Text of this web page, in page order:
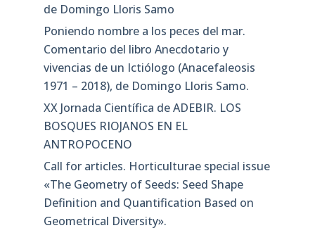
de Domingo Lloris Samo
Poniendo nombre a los peces del mar.
Comentario del libro Anecdotario y
vivencias de un Ictiólogo (Anacefaleosis
1971 – 2018), de Domingo Lloris Samo.
XX Jornada Científica de ADEBIR. LOS
BOSQUES RIOJANOS EN EL
ANTROPOCENO
Call for articles. Horticulturae special issue
«The Geometry of Seeds: Seed Shape
Definition and Quantification Based on
Geometrical Diversity»​.